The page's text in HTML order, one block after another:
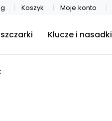
Koszyk Moje konto
Klucze i nasadki